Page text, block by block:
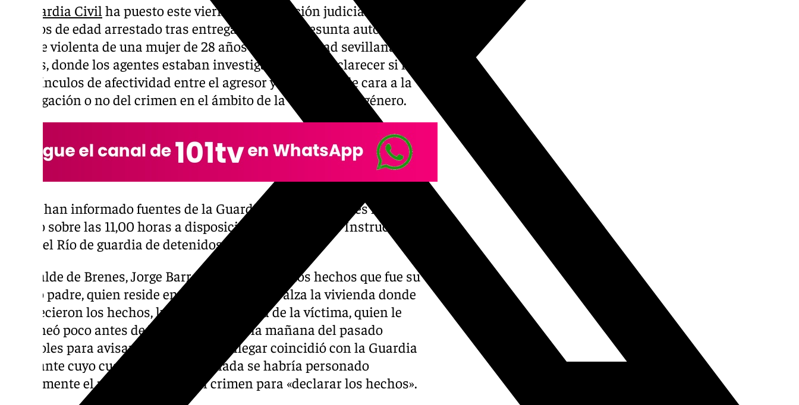
Guardia Civil ha puesto este viernes a disposición judicial al varón de
40 años de edad arrestado tras entregarse por la presunta autoría de la
muerte violenta de una mujer de 28 años en la localidad sevillana de
Brenes, donde los agentes estaban investigando para esclarecer si había
o no vínculos de afectividad entre el agresor y la víctima, de cara a la
catalogación o no del crimen en el ámbito de la violencia de género.
Según han informado fuentes de la Guardia Civil, los agentes le han
puesto sobre las 11,00 horas a disposición del juzgado de Instrucción de
Lora del Río de guardia de detenidos.
El alcalde de Brenes, Jorge Barrera, narraba tras los hechos que fue su
propio padre, quien reside en la calle donde se alza la vivienda donde
acontecieron los hechos, lugar de residencia de la víctima, quien le
telefoneó poco antes de las 8,05 horas de la mañana del pasado
miércoles para avisarle, tras lo cual al llegar coincidió con la Guardia
Civil, ante cuyo cuartel de La Rinconada se habría personado
previamente el presunto autor del crimen para «declarar los hechos».